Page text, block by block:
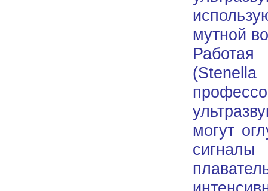
мутной
могут